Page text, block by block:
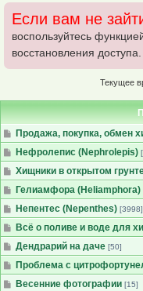
Если вам не
воспользуйтесь
восстановления доступа.
Текущее
Продажа, покупка, обмен
Нефролепис (Nephrolepis)
Хищники в открытом
Гелиамфора (Heliamphora)
Непентес (Nepenthes)[3998]
Всё о поливе и воде для
Дендрарий на даче[50]
Проблема с
Весенние фотографии[15]